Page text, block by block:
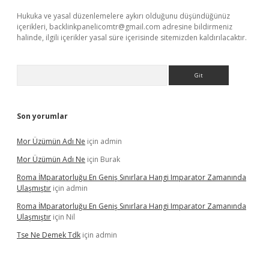
Hukuka ve yasal düzenlemelere aykırı olduğunu düşündüğünüz
içerikleri, backlinkpanelicomtr@gmail.com adresine bildirmeniz
halinde, ilgili içerikler yasal süre içerisinde sitemizden kaldırılacaktır.
Son yorumlar
Mor Üzümün Adı Ne için admin
Mor Üzümün Adı Ne için Burak
Roma İMparatorluğu En Geniş Sınırlara Hangi Imparator Zamanında
Ulaşmıştır için admin
Roma İMparatorluğu En Geniş Sınırlara Hangi Imparator Zamanında
Ulaşmıştır için Nil
Tse Ne Demek Tdk için admin